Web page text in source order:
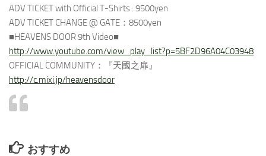
ADV TICKET with Official T-Shirts : 9500yen
ADV TICKET CHANGE @ GATE：8500yen
■HEAVENS DOOR 9th Video■
http://www.youtube.com/view_play_list?p=5BF2D96A04C03948
OFFICIAL COMMUNITY：『天國之扉』
http://c.mixi.jp/heavensdoor
おすすめ